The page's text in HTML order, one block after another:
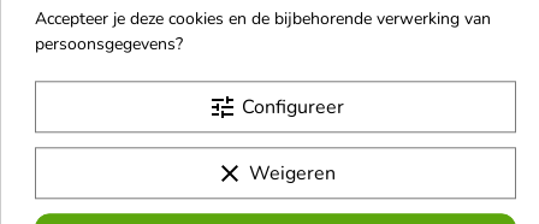
Witte herten
BIC
Bielenda
Bielenda Professional
Biodance
Accepteer je deze cookies en de bijbehorende verwerking van
persoonsgegevens?
tune Configureer
clear Weigeren